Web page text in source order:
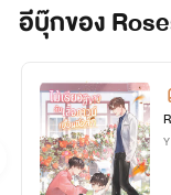
อีบุ๊กของ
Y